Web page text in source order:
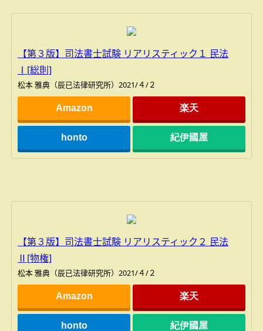
【第３版】司法書士試験 リアリスティック１ 民法
Ⅰ[総則]
松本 雅典（辰已法律研究所）2021/４/２
Amazon 楽天
honto 紀伊國屋
【第３版】司法書士試験 リアリスティック２ 民法
Ⅱ[物権]
松本 雅典（辰已法律研究所）2021/４/２
Amazon 楽天
honto 紀伊國屋